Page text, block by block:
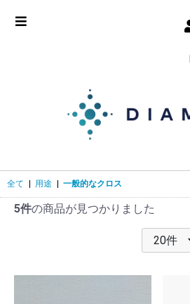
全て 用途 一般的なクロス
5件の商品が見つかりました